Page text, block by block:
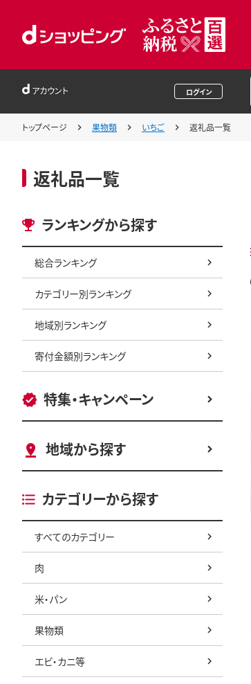
アカウント ログイン
トップページ 果物類 いちご 返礼品一覧
返礼品一覧
ランキングから探す
総合ランキング
カテゴリー別ランキング
地域別ランキング
寄付金額別ランキング
特集・キャンペーン
地域から探す
カテゴリーから探す
すべてのカテゴリー
肉
米・パン
果物類
エビ・カニ等